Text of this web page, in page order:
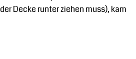
Decke runter ziehen muss), kam